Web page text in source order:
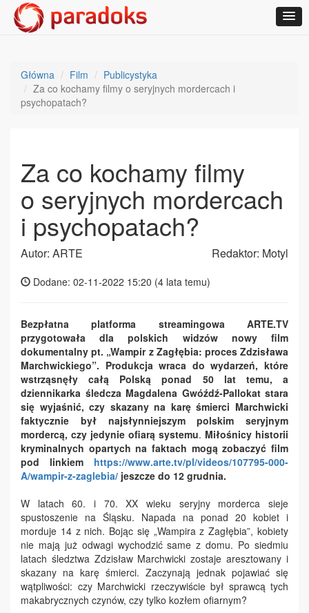
Główna Film
Publicystyka
Za co kochamy filmy o seryjnych mordercach i
psychopatach?
Za co kochamy filmy
o seryjnych mordercach
i psychopatach?
Autor: ARTE Redaktor: Motyl
Dodane: 02-11-2022 15:20 (4 lata temu)
Bezpłatna platforma streamingowa ARTE.TV
przygotowała dla polskich widzów nowy film
dokumentalny pt. „Wampir z Zagłębia: proces Zdzisława
Marchwickiego”. Produkcja wraca do wydarzeń, które
wstrząsnęły całą Polską ponad 50 lat temu, a
dziennikarka śledcza Magdalena Gwóźdź-Pallokat stara
się wyjaśnić, czy skazany na karę śmierci Marchwicki
faktycznie był najsłynniejszym polskim seryjnym
mordercą, czy jedynie ofiarą systemu. Miłośnicy historii
kryminalnych opartych na faktach mogą zobaczyć film
pod linkiem https://www.arte.tv/pl/videos/107795-000-
A/wampir-z-zaglebia/ jeszcze do 12 grudnia.
W latach 60. i 70. XX wieku seryjny morderca sieje
spustoszenie na Śląsku. Napada na ponad 20 kobiet i
morduje 14 z nich. Bojąc się „Wampira z Zagłębia”, kobiety
nie mają już odwagi wychodzić same z domu. Po siedmiu
latach śledztwa Zdzisław Marchwicki zostaje aresztowany i
skazany na karę śmierci. Zaczynają jednak pojawiać się
wątpliwości: czy Marchwicki rzeczywiście był sprawcą tych
makabrycznych czynów, czy tylko kozłem ofiarnym?